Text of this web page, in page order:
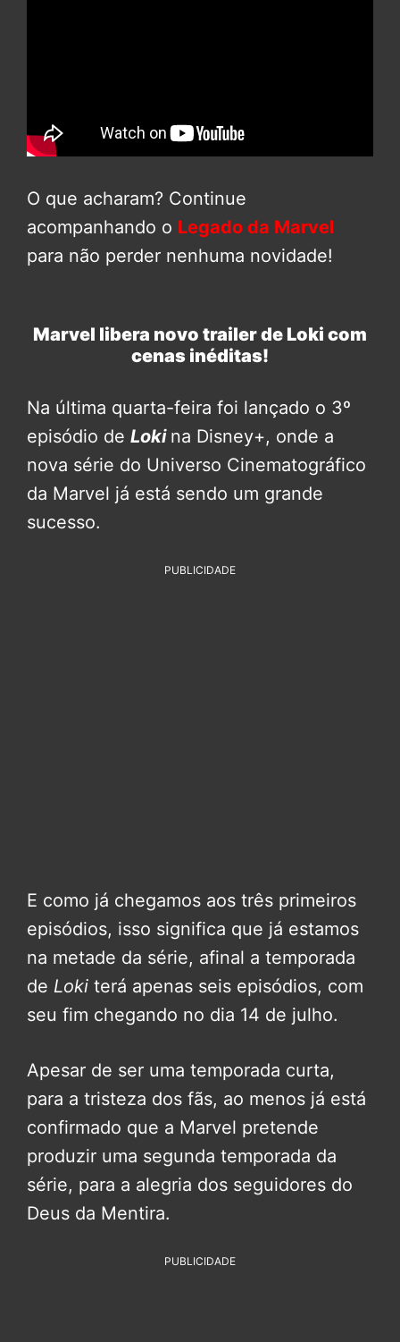
O que acharam? Continue
acompanhando o Legado da Marvel
para não perder nenhuma novidade!
Marvel libera novo trailer de Loki com
cenas inéditas!
Na última quarta-feira foi lançado o 3º
episódio de Loki na Disney+, onde a
nova série do Universo Cinematográfico
da Marvel já está sendo um grande
sucesso.
PUBLICIDADE
E como já chegamos aos três primeiros
episódios, isso significa que já estamos
na metade da série, afinal a temporada
de Loki terá apenas seis episódios, com
seu fim chegando no dia 14 de julho.
Apesar de ser uma temporada curta,
para a tristeza dos fãs, ao menos já está
confirmado que a Marvel pretende
produzir uma segunda temporada da
série, para a alegria dos seguidores do
Deus da Mentira.
PUBLICIDADE